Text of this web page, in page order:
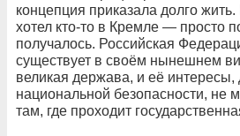
концепция приказала долго жить.
хотел кто-то в Кремле — просто
получалось. Российская
существует в своём нынешнем
великая держава, и её
национальной безопасности, не
там, где проходит